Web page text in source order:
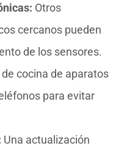
Otros
cercanos pueden
de los sensores.
cocina de aparatos
para evitar
Una actualización